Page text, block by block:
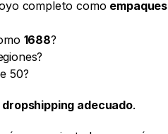
completo como
1688?
50?
adecuado.